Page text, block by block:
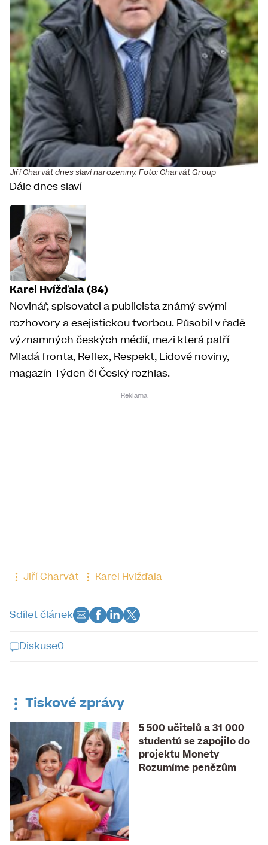
Jiří Charvát dnes slaví narozeniny. Foto: Charvát Group
Dále dnes slaví
Karel Hvížďala (84)
Novinář, spisovatel a publicista známý svými
rozhovory a esejistickou tvorbou. Působil v řadě
významných českých médií, mezi která patří
Mladá fronta, Reflex, Respekt, Lidové noviny,
magazín Týden či Český rozhlas.
Jiří Charvát Karel Hvížďala
Sdílet článek
Diskuse0
uzavřena
Tiskové zprávy
5 500 učitelů a 31 000
studentů se zapojilo do
projektu Monety
Rozumíme penězům